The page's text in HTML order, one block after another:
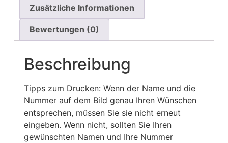
Zusätzliche Informationen
Bewertungen (0)
Beschreibung
Tipps zum Drucken: Wenn der Name und die
Nummer auf dem Bild genau Ihren Wünschen
entsprechen, müssen Sie sie nicht erneut
eingeben. Wenn nicht, sollten Sie Ihren
gewünschten Namen und Ihre Nummer